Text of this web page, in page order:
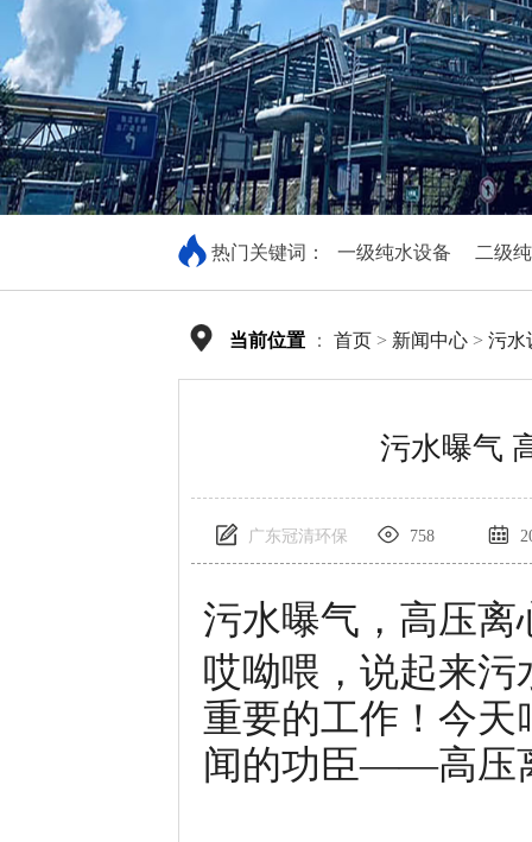
热门关键词： 一级纯水设备 二级
当前位置 ： 首页 > 新闻中心 > 污水
污水曝气
广东冠清环保 758
污水曝气，高压
哎呦喂，说起来污
重要的工作！今天
闻的功臣——高压